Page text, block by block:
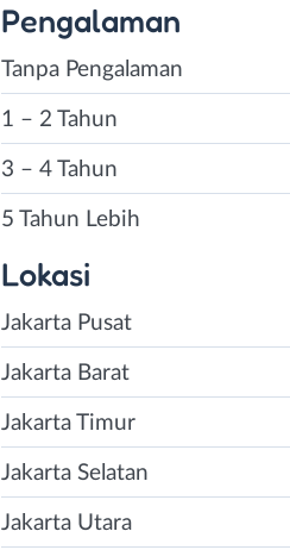
Pengalaman
Tanpa Pengalaman
1 – 2 Tahun
3 – 4 Tahun
5 Tahun Lebih
Lokasi
Jakarta Pusat
Jakarta Barat
Jakarta Timur
Jakarta Selatan
Jakarta Utara